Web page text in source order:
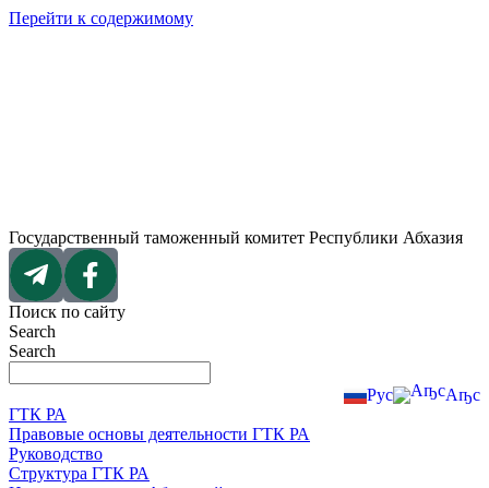
Перейти к содержимому
Государственный таможенный комитет Республики Абхазия
Поиск по сайту
Search
Search
Рус
Аҧс
ГТК РА
Правовые основы деятельности ГТК РА
Руководство
Структура ГТК РА